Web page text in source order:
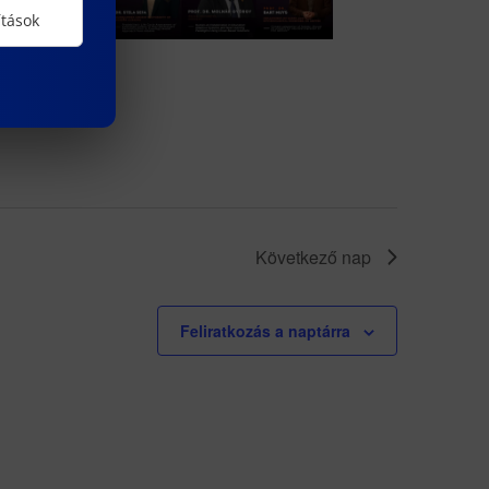
Következő nap
Feliratkozás a naptárra